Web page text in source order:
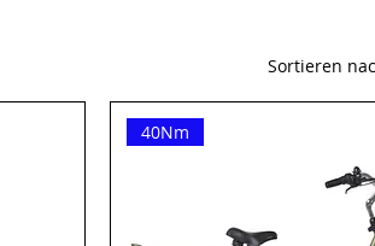
Sortieren
40Nm